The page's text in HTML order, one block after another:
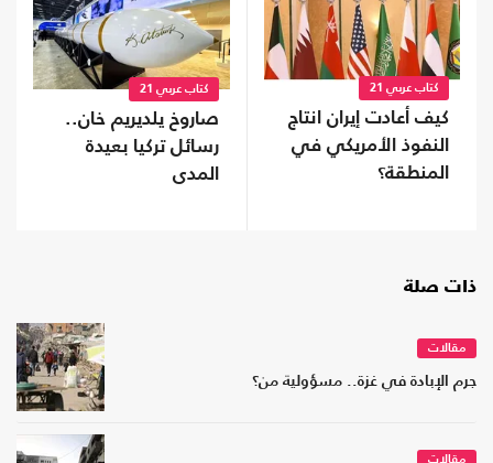
كتاب عربي 21
كيف أعادت إيران انتاج
النفوذ الأمريكي في
المنطقة؟
كتاب عربي 21
صاروخ يلديريم خان..
رسائل تركيا بعيدة
المدى
ذات صلة
مقالات
جرم الإبادة في غزة.. مسؤولية من؟
مقالات